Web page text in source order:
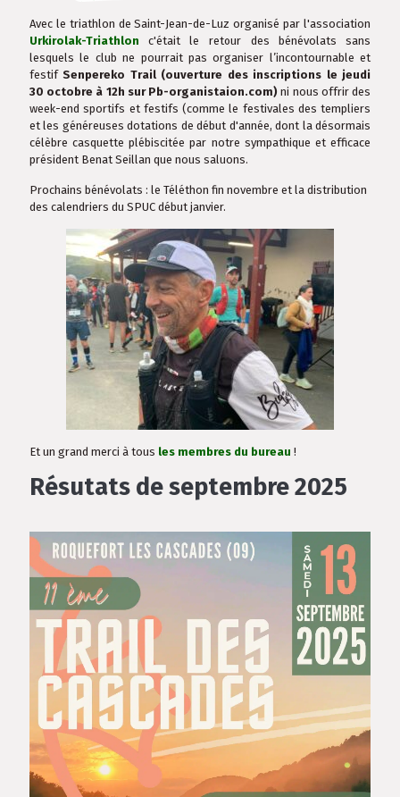
Avec le triathlon de Saint-Jean-de-Luz organisé par l'association
Urkirolak-Triathlon c'était le retour des bénévolats sans
lesquels le club ne pourrait pas organiser l’incontournable et
festifSenpereko Trail (ouverture des inscriptions le jeudi
30 octobre à 12h sur Pb-organistaion.com)ni nous offrir des
week-end sportifs et festifs (comme le festivales des templiers
et les généreuses dotations de début d'année, dont la désormais
célèbre casquette plébiscitée par notre sympathique et efficace
président Benat Seillan que nous saluons.
Prochains bénévolats : le Téléthon fin novembre et la distribution
des calendriers du SPUC début janvier.
Et un grand merci à tous les membres du bureau !
Résutats de septembre 2025